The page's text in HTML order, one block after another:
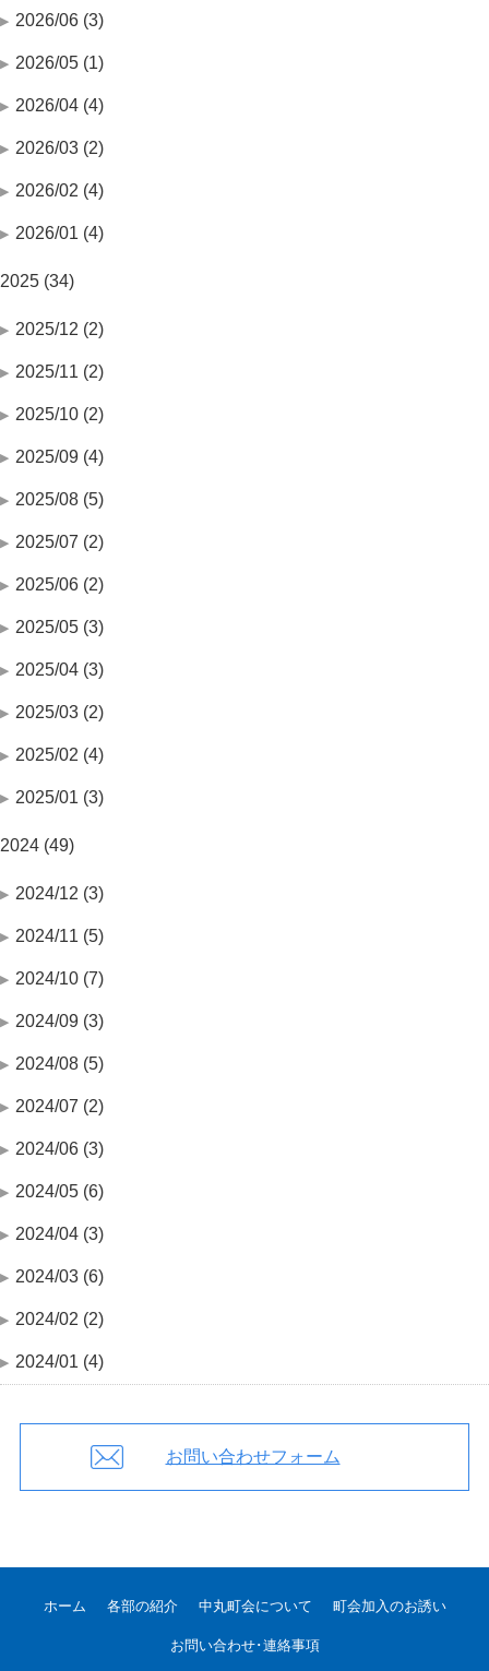
2026/06 (3)
2026/05 (1)
2026/04 (4)
2026/03 (2)
2026/02 (4)
2026/01 (4)
2025 (34)
2025/12 (2)
2025/11 (2)
2025/10 (2)
2025/09 (4)
2025/08 (5)
2025/07 (2)
2025/06 (2)
2025/05 (3)
2025/04 (3)
2025/03 (2)
2025/02 (4)
2025/01 (3)
2024 (49)
2024/12 (3)
2024/11 (5)
2024/10 (7)
2024/09 (3)
2024/08 (5)
2024/07 (2)
2024/06 (3)
2024/05 (6)
2024/04 (3)
2024/03 (6)
2024/02 (2)
2024/01 (4)
お問い合わせフォーム
ホーム 各部の紹介 中丸町会について 町会加入のお誘い
お問い合わせ･連絡事項